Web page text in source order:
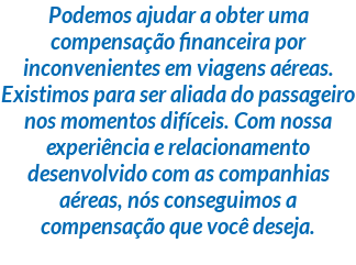
Podemos ajudar a obter uma
compensação financeirapor
inconvenientes em viagens aéreas.
Existimos para seraliada do passageiro
nos momentos difíceis. Com nossa
experiência e relacionamento
desenvolvido com as companhias
aéreas, nós conseguimos a
compensação que você deseja.